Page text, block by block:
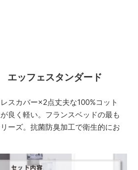
ッフェスタンダード
スカバー×2点丈夫な100%コット
良く軽い。フランスベッドの最も
ーズ。抗菌防臭加工で衛生的にお